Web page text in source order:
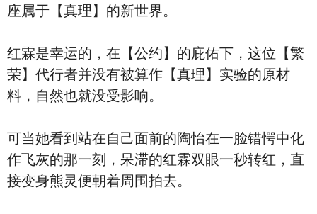
座属于【真理】的新世界。
红霖是幸运的，在【公约】的庇佑下，这位【繁
荣】代行者并没有被算作【真理】实验的原材
料，自然也就没受影响。
可当她看到站在自己面前的陶怡在一脸错愕中化
作飞灰的那一刻，呆滞的红霖双眼一秒转红，直
接变身熊灵便朝着周围拍去。